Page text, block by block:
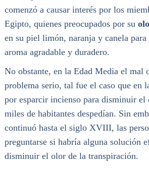
comenzó a causar interés por los
Egipto, quienes preocupados por su
en su piel limón, naranja y canela para
aroma agradable y duradero.
No obstante, en la Edad Media el mal
problema serio, tal fue el caso que en
por esparcir incienso para disminuir
miles de habitantes despedían. Sin
continuó hasta el siglo XVIII, las
preguntarse si habría alguna solución
disminuir el olor de la transpiración.